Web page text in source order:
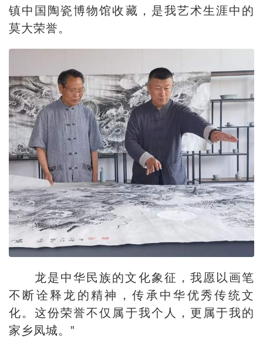
镇中国陶瓷博物馆收藏，是我艺术生涯中的
莫大荣誉。
龙是中华民族的文化象征，我愿以画笔
不断诠释龙的精神，传承中华优秀传统文
化。这份荣誉不仅属于我个人，更属于我的
家乡凤城。”